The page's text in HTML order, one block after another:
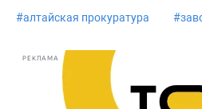
#алтайская прокуратура #
РЕКЛАМА